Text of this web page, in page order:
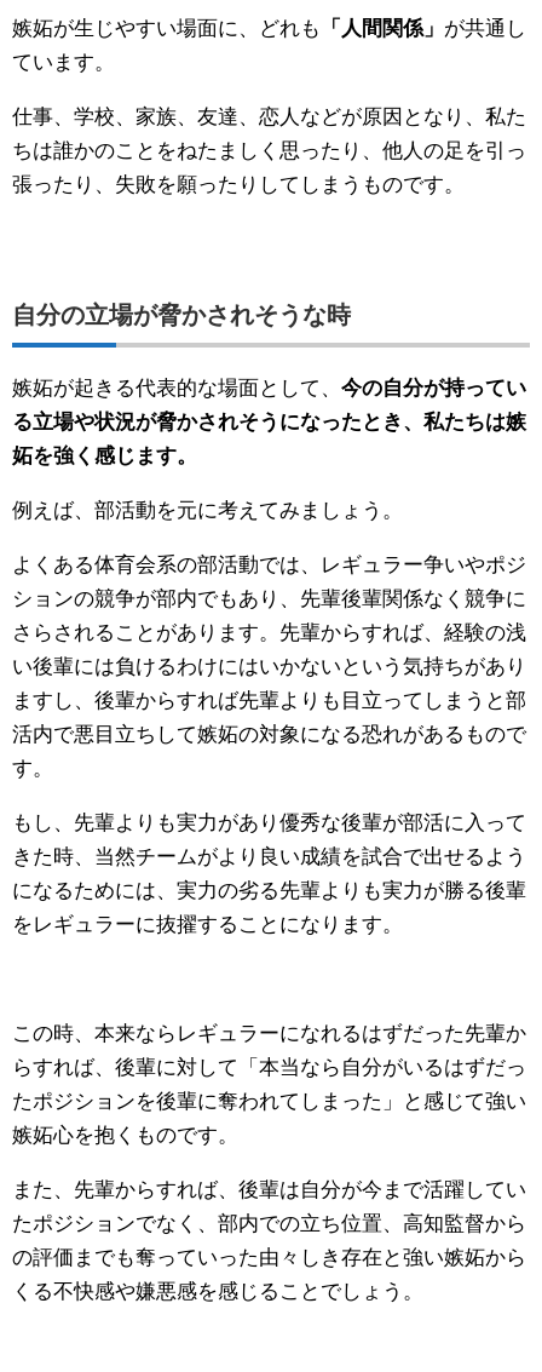
嫉妬が生じやすい場面に、どれも 「人間関係」 が共通し
ています。
仕事、学校、家族、友達、恋人などが原因となり、私た
ちは誰かのことをねたましく思ったり、他人の足を引っ
張ったり、失敗を願ったりしてしまうものです。
自分の立場が脅かされそうな時
嫉妬が起きる代表的な場面として、 今の自分が持ってい
る立場や状況が脅かされそうになったとき、私たちは嫉
妬を強く感じます。
例えば、部活動を元に考えてみましょう。
よくある体育会系の部活動では、レギュラー争いやポジ
ションの競争が部内でもあり、先輩後輩関係なく競争に
さらされることがあります。先輩からすれば、経験の浅
い後輩には負けるわけにはいかないという気持ちがあり
ますし、後輩からすれば先輩よりも目立ってしまうと部
活内で悪目立ちして嫉妬の対象になる恐れがあるもので
す。
もし、先輩よりも実力があり優秀な後輩が部活に入って
きた時、当然チームがより良い成績を試合で出せるよう
になるためには、実力の劣る先輩よりも実力が勝る後輩
をレギュラーに抜擢することになります。
この時、本来ならレギュラーになれるはずだった先輩か
らすれば、後輩に対して「本当なら自分がいるはずだっ
たポジションを後輩に奪われてしまった」と感じて強い
嫉妬心を抱くものです。
また、先輩からすれば、後輩は自分が今まで活躍してい
たポジションでなく、部内での立ち位置、高知監督から
の評価までも奪っていった由々しき存在と強い嫉妬から
くる不快感や嫌悪感を感じることでしょう。